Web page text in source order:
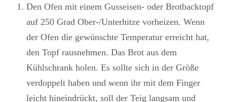
Den Ofen mit einem Gusseisen- oder Brotbacktopf
auf 250 Grad Ober-/Unterhitze vorheizen. Wenn
der Ofen die gewünschte Temperatur erreicht hat,
den Topf rausnehmen. Das Brot aus dem
Kühlschrank holen. Es sollte sich in der Größe
verdoppelt haben und wenn ihr mit dem Finger
leicht hineindrückt, soll der Teig langsam und